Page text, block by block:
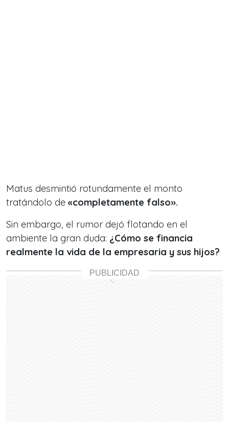
Matus desmintió rotundamente el monto
tratándolo de «completamente falso».
Sin embargo, el rumor dejó flotando en el
ambiente la gran duda: ¿Cómo se financia
realmente la vida de la empresaria y sus hijos?